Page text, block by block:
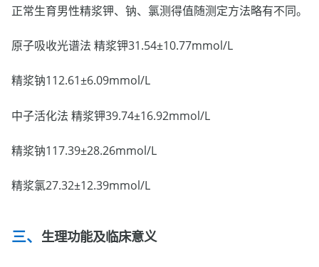
正常生育男性精浆钾、钠、氯测得值随测定方法略有不同。
原子吸收光谱法 精浆钾31.54±10.77mmol/L
精浆钠112.61±6.09mmol/L
中子活化法 精浆钾39.74±16.92mmol/L
精浆钠117.39±28.26mmol/L
精浆氯27.32±12.39mmol/L
生理功能及临床意义